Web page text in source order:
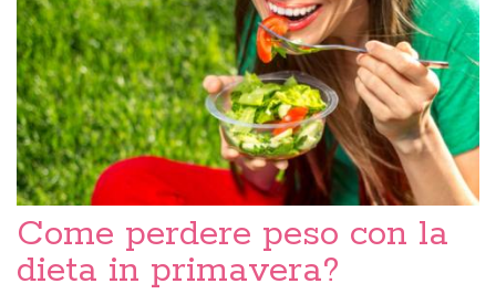
Come perdere peso con la
dieta in primavera?